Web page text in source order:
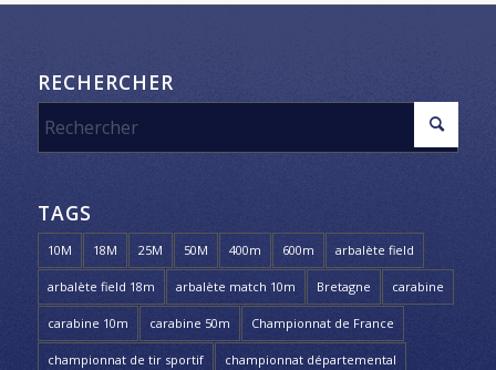
RECHERCHER
TAGS
10M 18M 25M 50M 400m 600m arbalète field
arbalète field 18m arbalète match 10m Bretagne carabine
carabine 10m carabine 50m Championnat de France
championnat de tir sportif championnat départemental